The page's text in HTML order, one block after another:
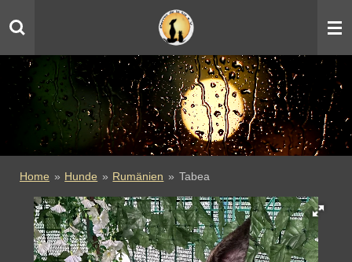
Hauptinhalt
Home » Hunde » Rumänien » Tabea